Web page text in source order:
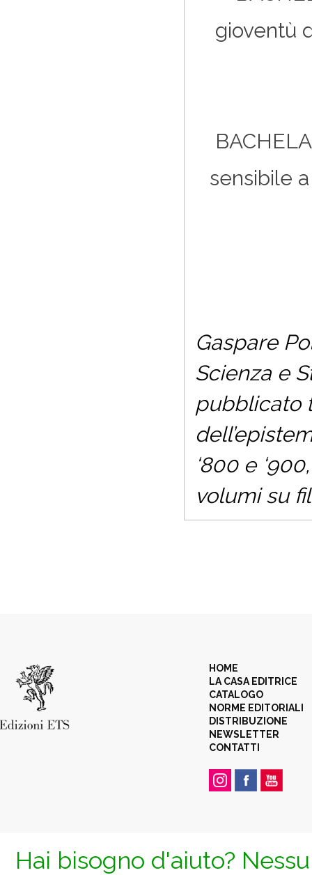
gioventù
sensibile
Gaspare
Scienza e
pubblicato
‘800 e
volumi su
HOME
LA CASA EDITRICE
CATALOGO
NORME EDITORIALI
DISTRIBUZIONE
NEWSLETTER
CONTATTI
Hai bisogno d'aiuto?